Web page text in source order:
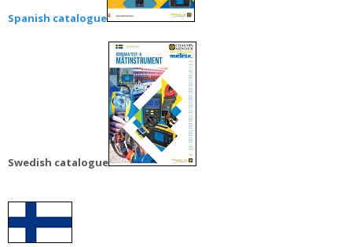
Spanish catalogue
Swedish catalogue